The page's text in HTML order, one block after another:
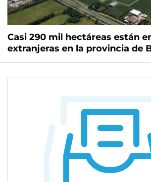
Casi 290 mil hectáreas están
extranjeras en la provincia de